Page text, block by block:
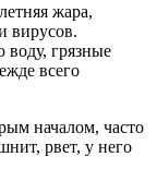
жара,
вирусов.
воду, грязные
всего
началом, часто
рвет, у него